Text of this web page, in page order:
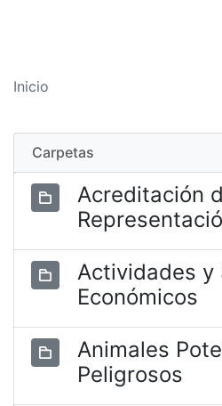
Inicio
Carpetas
Acreditación
Actividades y
Económicos
Animales
Peligrosos